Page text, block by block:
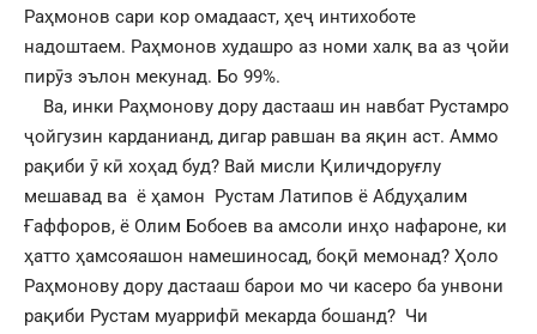
Раҳмонов сари кор омадааст, ҳеҷ интихоботе
надоштаем. Раҳмонов худашро аз номи халқ ва аз ҷойи
пирӯз эълон мекунад. Бо 99%.
Ва, инки Раҳмонову дору дастааш ин навбат Рустамро
ҷойгузин карданианд, дигар равшан ва яқин аст. Аммо
рақиби ӯ кӣ хоҳад буд? Вай мисли Қиличдоруғлу
мешавад ва ё ҳамон Рустам Латипов ё Абдуҳалим
Ғаффоров, ё Олим Бобоев ва амсоли инҳо нафароне, ки
ҳатто ҳамсояашон намешиносад, боқӣ мемонад? Ҳоло
Раҳмонову дору дастааш барои мо чи касеро ба унвони
рақиби Рустам муаррифӣ мекарда бошанд? Чи